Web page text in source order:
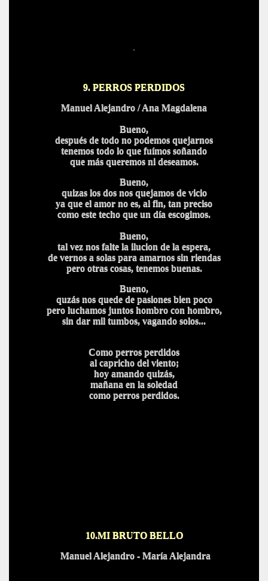
9. PERROS PERDIDOS
Manuel Alejandro / Ana Magdalena
Bueno,
después de todo no podemos quejarnos
tenemos todo lo que fuímos soñando
que más queremos ni deseamos.
Bueno,
quizas los dos nos quejamos de vicio
ya que el amor no es, al fin, tan preciso
como este techo que un día escogimos.
Bueno,
tal vez nos falte la ilucion de la espera,
de vernos a solas para amarnos sin riendas
pero otras cosas, tenemos buenas.
Bueno,
quzás nos quede de pasiones bien poco
pero luchamos juntos hombro con hombro,
sin dar mil tumbos, vagando solos...
Como perros perdidos
al capricho del viento;
hoy amando quizás,
mañana en la soledad
como perros perdidos.
10.MI BRUTO BELLO
Manuel Alejandro - María Alejandra